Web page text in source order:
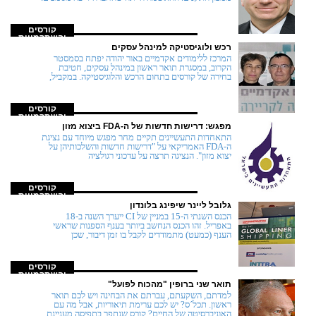
קורסים
והשתלמויות
קורסים
והשתלמויות
רכש ולוגיסטיקה למינהל עסקים
המרכז ללימודים אקדמיים באור יהודה יפתח בסמסטר
הקרוב, במסגרת תואר ראשון במינהל עסקים, חטיבת
בחירה של קורסים בתחום הרכש והלוגיסטיקה. במקביל,
קורסים
והשתלמויות
מפגש: דרישות חדשות של ה-FDA ביצוא מזון
התאחדות התעשיינים תקיים מחר מפגש מיוחד עם נציגת
ה-FDA האמריקאי על "דרישות חדשות והשלכותיהן על
יצוא מזון". הנציגה תרצה על עדכוני רגולציה
קורסים
והשתלמויות
גלובל ליינר שיפינג בלונדון
הכנס השנתי ה-15 במניין של CI ייערך השנה ב-18
באפריל. זהו הכנס הנחשב ביותר בענף הספנות שראשי
הענף (כמעט) מתמודדים לקבל בו זמן דיבור, שכן
תואר שני ברופין "מהכוח לפועל"
למדתם, השקעתם, עברתם את הבחינה ויש לכם תואר
ראשון. תכל´ס? יש לכם ערימת תיאוריות, אבל מה עם
האוניברסיטה של החיים? קורס שנתפר בתפיסה מעניינת